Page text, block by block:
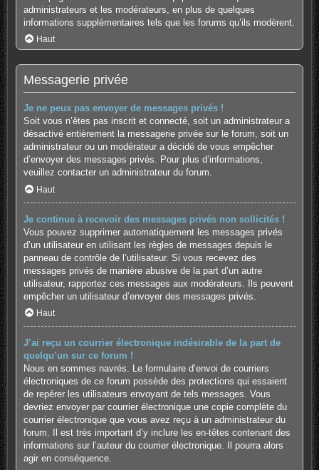
administrateurs et les modérateurs, en plus de quelques
informations supplémentaires tels que les forums qu’ils modèrent.
Haut
Messagerie privée
Je ne peux pas envoyer de messages privés !
Soit vous n’êtes pas inscrit et connecté, soit un administrateur a
désactivé entièrement la messagerie privée sur le forum, soit un
administrateur ou un modérateur a décidé de vous empêcher
d’envoyer des messages privés. Pour plus d’informations,
veuillez contacter un administrateur du forum.
Haut
Je continue à recevoir des messages privés non sollicités !
Vous pouvez supprimer automatiquement les messages privés
d’un utilisateur en utilisant les règles de messages depuis le
panneau de contrôle de l’utilisateur. Si vous recevez des
messages privés de manière abusive de la part d’un autre
utilisateur, rapportez ces messages aux modérateurs. Ils peuvent
empêcher un utilisateur d’envoyer des messages privés.
Haut
J’ai reçu un courrier électronique indésirable de la part de
quelqu’un sur ce forum !
Nous en sommes navrés. Le formulaire d’envoi de courriers
électroniques de ce forum possède des protections qui essaient
de repérer les utilisateurs envoyant de tels messages. Vous
devriez envoyer par courrier électronique une copie complète du
courrier électronique que vous avez reçu à un administrateur du
forum. Il est très important d’y inclure les en-têtes contenant des
informations sur l’auteur du courrier électronique. Il pourra alors
agir en conséquence.